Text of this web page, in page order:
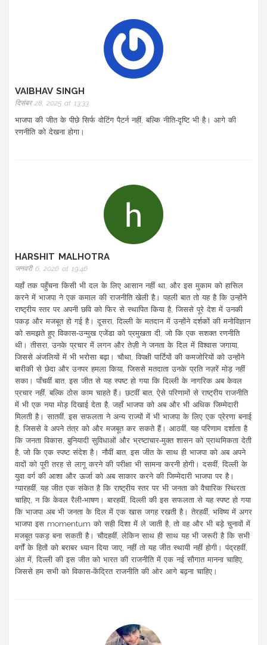
VAIBHAV SINGH
दिसंबर 28, 2025 at 13:33
भाजपा की जीत के पीछे सिर्फ वोटिंग पैटर्न नहीं, बल्कि नीति‑दृष्टि भी है। आगे की
रणनीति को देखना होगा।
HARSHIT MALHOTRA
जनवरी 6, 2026 at 19:46
यहाँ तक पहुँचना किसी भी दल के लिए आसान नहीं था, और इस मुकाम को हासिल
करने में भाजपा ने एक कमाल की राजनीति खेली है। पहली बात तो यह है कि उन्होंने
राष्ट्रीय स्तर पर अपनी छवि को फिर से स्थापित किया है, जिससे पूरे देश में उनकी
पकड़ और मजबूत हो गई है। दूसरा, दिल्ली के मतदान में उन्होंने दर्शकों की मनोविज्ञान
को समझते हुए विकास‑उन्मुख एजेंडा को प्रमुखता दी, जो कि एक सशक्त रणनीति
थी। तीसरा, उनके प्रचार में लगन और तेज़ी ने जनता के दिल में विश्वास जगाया,
जिससे अंजलियों में भी भरोसा बढ़ा। चौथा, विपक्षी पार्टियों की कमजोरियों को उन्होंने
बारीकी से छेदा और उनपर हमला किया, जिससे मतदाता उनके प्रति नज़रें मोड़ नहीं
सका। पाँचवीं बात, इस जीत से यह स्पष्ट हो गया कि दिल्ली के नागरिक अब केवल
प्रचार नहीं, बल्कि ठोस काम चाहते हैं। छटवीं बात, ऐसे परिणामों से राष्ट्रीय राजनीति
में भी एक नया मोड़ दिखाई देता है, जहाँ भाजपा को अब और भी अधिक जिम्मेदारी
मिलती है। सातवीं, इस सफलता ने अन्य राज्यों में भी भाजपा के लिए एक प्रेरणा बनाई
है, जिससे वे अपने तंत्र को और मजबूत कर सकते हैं। आठवीं, यह परिणाम दर्शाता है
कि जनता विकास, बुनियादी सुविधाओं और भ्रष्टाचार‑मुक्त शासन को प्राथमिकता देती
है, जो कि एक स्पष्ट संदेश है। नौवीं बात, इस जीत के साथ ही भाजपा को अब अपने
वादों को पूरी तरह से लागू करने की परीक्षा भी सामना करनी होगी। दसवीं, दिल्ली के
युवा वर्ग की आशा और ऊर्जा को अब साकार करने की जिम्मेदारी भाजपा पर है।
ग्यारहवीं, यह जीत एक संकेत है कि राष्ट्रीय स्तर पर भी जनता को वैचारिक स्थिरता
चाहिए, न कि केवल रैली‑भाषण। बारहवीं, दिल्ली की इस सफलता से यह स्पष्ट हो गया
कि भाजपा अब भी जनता के दिल में एक खास जगह रखती है। तेरहवीं, भविष्य में अगर
भाजपा इस momentum को सही दिशा में ले जाती है, तो वह और भी बड़े चुनावों में
मजबूत पकड़ बना सकती है। चौदहवीं, लेकिन साथ ही साथ यह भी जरूरी है कि सभी
वर्गों के हितों को बराबर ध्यान दिया जाए, नहीं तो यह जीत स्थायी नहीं होगी। पंद्रहवीं,
अंत में, दिल्ली की इस जीत को भारत की राजनीति में एक नई सौगात मानना चाहिए,
जिससे हम सभी को विकास‑केंद्रित राजनीति की ओर आगे बढ़ना चाहिए।